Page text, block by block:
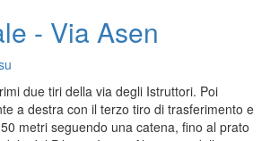
- Via Asen
Via
Asen
due tiri della via degli Istruttori. Poi
a destra con il terzo tiro di trasferimento e
metri seguendo una catena, fino al prato